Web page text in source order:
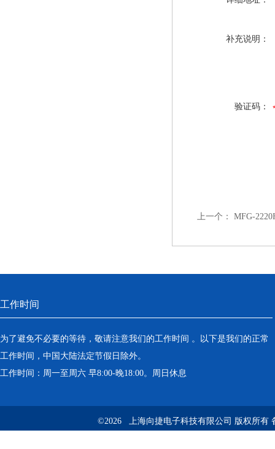
补充说明：
验证码：
上一个： MFG-
工作时间
为了避免不必要的等待，敬请注意我们的工作时间 。以下是我们的正常
工作时间，中国大陆法定节假日除外。
工作时间：周一至周六 早8:00-晚18:00。周日休息
©2026 上海向捷电子科技有限公司 版权所有